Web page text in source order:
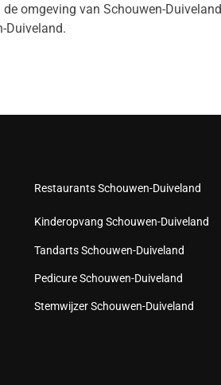
omgeving van Schouwen-
Duiveland.
Restaurants Schouwen-Duiveland
Kinderopvang Schouwen-Duiveland
Tandarts Schouwen-Duiveland
Pedicure Schouwen-Duiveland
Stemwijzer Schouwen-Duiveland